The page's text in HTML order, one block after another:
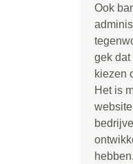
Ook
gek dat
kiezen
Het is
hebben.